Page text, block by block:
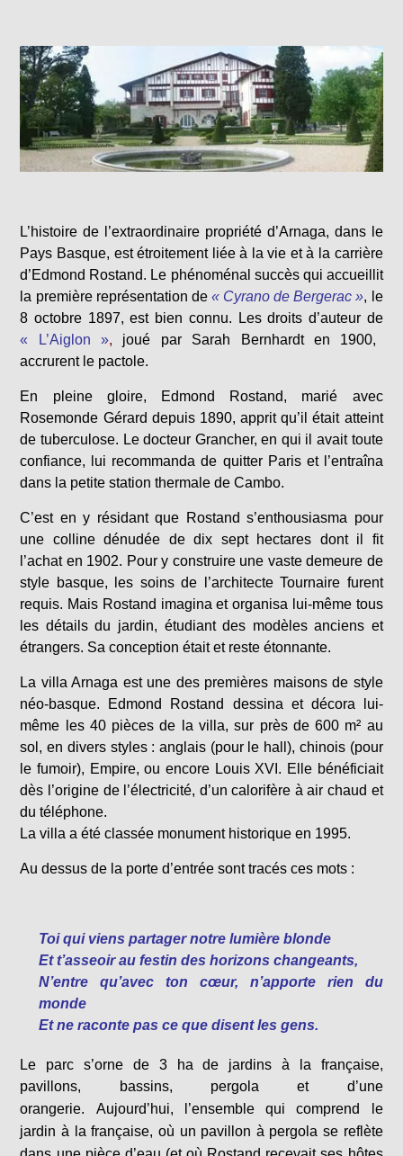
L’histoire de l’extraordinaire propriété d’Arnaga, dans le
Pays Basque, est étroitement liée à la vie et à la carrière
d’Edmond Rostand. Le phénoménal succès qui accueillit
la première représentation de « Cyrano de Bergerac », le
8 octobre 1897, est bien connu. Les droits d’auteur de
« L’Aiglon », joué par Sarah Bernhardt en 1900,
accrurent le pactole.
En pleine gloire, Edmond Rostand, marié avec
Rosemonde Gérard depuis 1890, apprit qu’il était atteint
de tuberculose. Le docteur Grancher, en qui il avait toute
confiance, lui recommanda de quitter Paris et l’entraîna
dans la petite station thermale de Cambo.
C’est en y résidant que Rostand s’enthousiasma pour
une colline dénudée de dix sept hectares dont il fit
l’achat en 1902. Pour y construire une vaste demeure de
style basque, les soins de l’architecte Tournaire furent
requis. Mais Rostand imagina et organisa lui-même tous
les détails du jardin, étudiant des modèles anciens et
étrangers. Sa conception était et reste étonnante.
La villa Arnaga est une des premières maisons de style
néo-basque. Edmond Rostand dessina et décora lui-
même les 40 pièces de la villa, sur près de 600 m² au
sol, en divers styles : anglais (pour le hall), chinois (pour
le fumoir), Empire, ou encore Louis XVI. Elle bénéficiait
dès l’origine de l’électricité, d’un calorifère à air chaud et
du téléphone.
La villa a été classée monument historique en 1995.
Au dessus de la porte d’entrée sont tracés ces mots :
Toi qui viens partager notre lumière blonde
Et t’asseoir au festin des horizons changeants,
N’entre qu’avec ton cœur, n’apporte rien du
monde
Et ne raconte pas ce que disent les gens.
Le parc s’orne de 3 ha de jardins à la française,
pavillons, bassins, pergola et d’une
orangerie. Aujourd’hui, l’ensemble qui comprend le
jardin à la française, où un pavillon à pergola se reflète